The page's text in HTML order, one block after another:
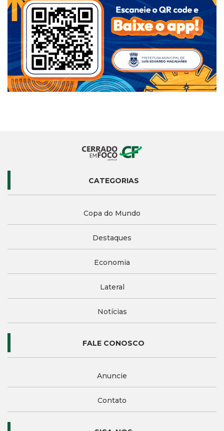
CATEGORIAS
Copa do Mundo
Destaques
Economia
Lateral
Notícias
FALE CONOSCO
Anuncie
Contato